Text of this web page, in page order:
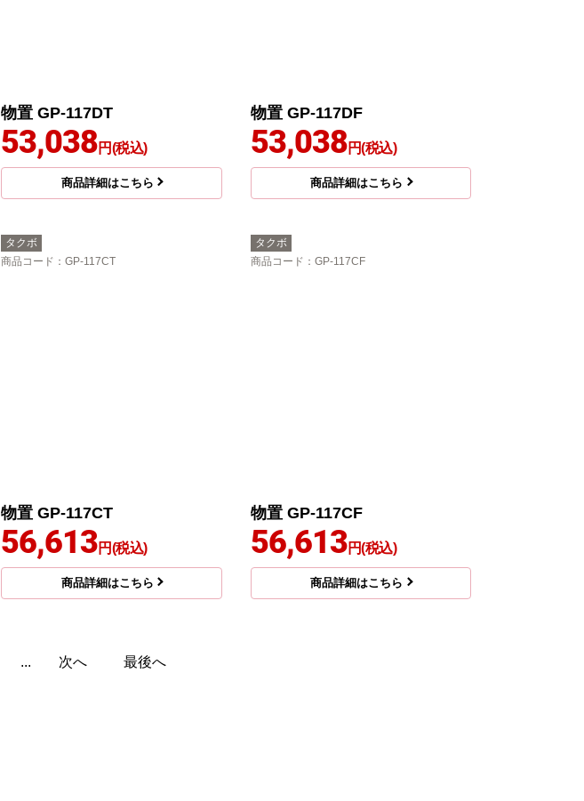
物置 GP-117DT
53,038円(税込)
商品詳細はこちら
物置 GP-117DF
53,038円(税込)
商品詳細はこちら
タクボ
商品コード ：GP-117CT
物置 GP-117CT
56,613円(税込)
商品詳細はこちら
タクボ
商品コード ：GP-117CF
物置 GP-117CF
56,613円(税込)
商品詳細はこちら
... 次へ 最後へ